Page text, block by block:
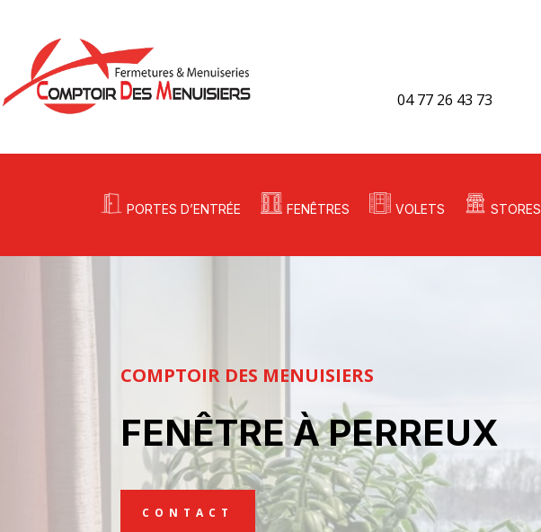
04 77 26 43 73
PORTES D’ENTRÉE FENÊTRES VOLETS STORES
COMPTOIR DES MENUISIERS
FENÊTRE À PERREUX
CONTACT